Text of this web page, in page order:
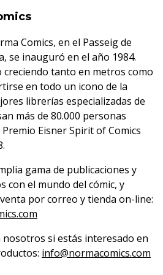
Comics, en el Passeig de
se inauguró en el año 1984.
creciendo tanto en metros como
en todo un icono de la
librerías especializadas de
más de 80.000 personas
Eisner Spirit of Comics
gama de publicaciones y
con el mundo del cómic, y
por correo y tienda on-line:
si estás interesado en
info@normacomics.com